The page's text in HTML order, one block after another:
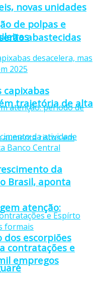
novas unidades
abastecidas
atenção:
escorpiões
de polpas e
capixabas
trajetória de alta
da
Brasil, aponta
contratações e
empregos